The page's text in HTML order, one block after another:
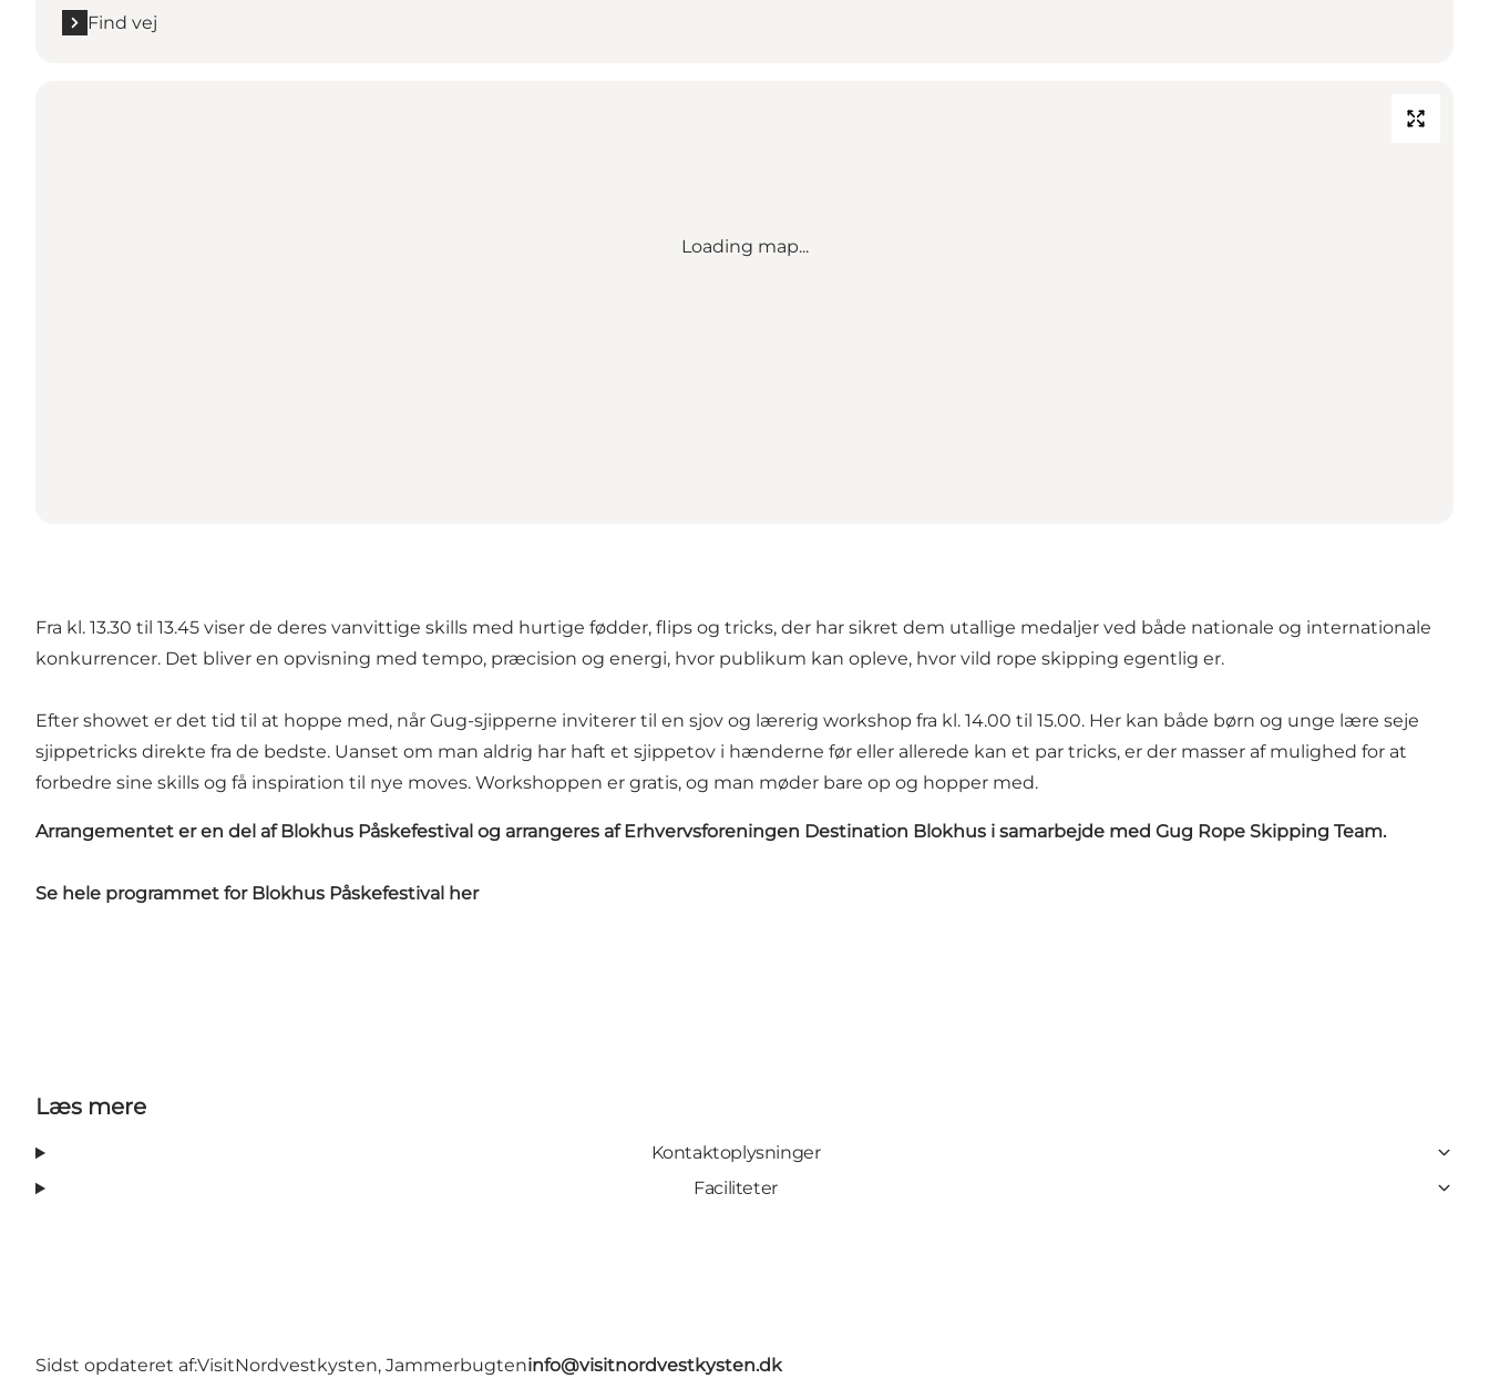
Find vej
Loading map...
Fra kl. 13.30 til 13.45 viser de deres vanvittige skills med hurtige fødder, flips og tricks, der har sikret dem utallige medaljer ved både nationale og internationale
konkurrencer. Det bliver en opvisning med tempo, præcision og energi, hvor publikum kan opleve, hvor vild rope skipping egentlig er.
Efter showet er det tid til at hoppe med, når Gug-sjipperne inviterer til en sjov og lærerig workshop fra kl. 14.00 til 15.00. Her kan både børn og unge lære seje
sjippetricks direkte fra de bedste. Uanset om man aldrig har haft et sjippetov i hænderne før eller allerede kan et par tricks, er der masser af mulighed for at
forbedre sine skills og få inspiration til nye moves. Workshoppen er gratis, og man møder bare op og hopper med.
Arrangementet er en del af Blokhus Påskefestival og arrangeres af Erhvervsforeningen Destination Blokhus i samarbejde med Gug Rope Skipping Team.
Se hele programmet for Blokhus Påskefestival her
Læs mere
Kontaktoplysninger
Faciliteter
Sidst opdateret af:VisitNordvestkysten, Jammerbugteninfo@visitnordvestkysten.dk